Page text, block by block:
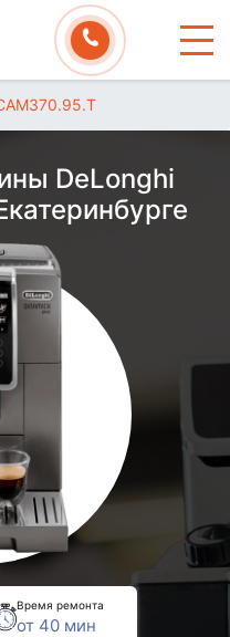
DeLonghi
Время ремонта
от 40 мин